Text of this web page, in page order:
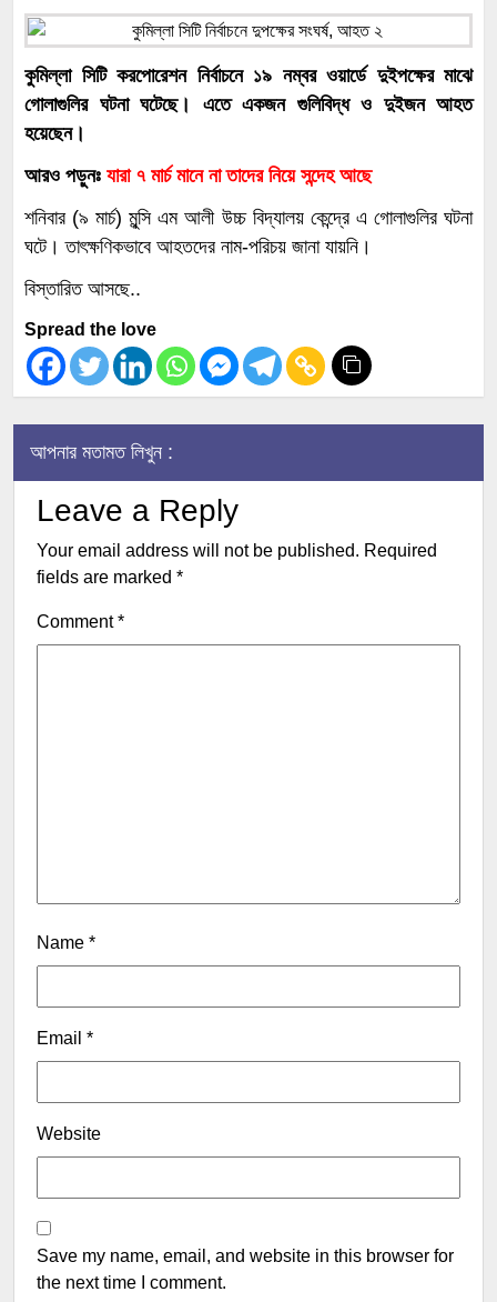
কুমিল্লা সিটি করপোরেশন নির্বাচনে ১৯ নম্বর ওয়ার্ডে দুইপক্ষের মাঝে
গোলাগুলির ঘটনা ঘটেছে। এতে একজন গুলিবিদ্ধ ও দুইজন আহত
হয়েছেন।
আরও পড়ুনঃ যারা ৭ মার্চ মানে না তাদের নিয়ে সন্দেহ আছে
শনিবার (৯ মার্চ) মুন্সি এম আলী উচ্চ বিদ্যালয় কেন্দ্রে এ গোলাগুলির ঘটনা
ঘটে। তাৎক্ষণিকভাবে আহতদের নাম-পরিচয় জানা যায়নি।
বিস্তারিত আসছে..
Spread the love
আপনার মতামত লিখুন :
Leave a Reply
Your email address will not be published. Required
fields are marked *
Comment*
Name *
Email *
Website
Save my name, email, and website in this browser for
the next time I comment.